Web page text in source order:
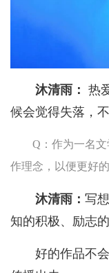
沐清雨： 热
候会觉得失落，
Q：作为一名
作理念，以便更好
沐清雨： 写
知的积极、励志
好的作品不